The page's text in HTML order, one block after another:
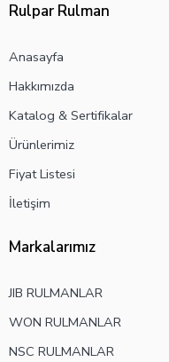
Rulpar Rulman
Anasayfa
Hakkımızda
Katalog & Sertifikalar
Ürünlerimiz
Fiyat Listesi
İletişim
Markalarımız
JIB RULMANLAR
WON RULMANLAR
NSC RULMANLAR